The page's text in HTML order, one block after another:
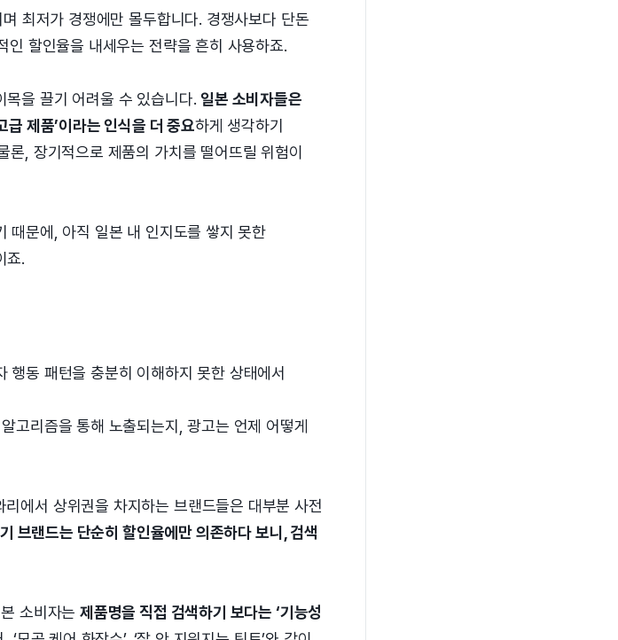
최저가 경쟁에만 몰두합니다. 경쟁사보다 단돈
할인율을 내세우는 전략을 흔히 사용하죠.
목을 끌기 어려울 수 있습니다.일본 소비자들은
급 제품’이라는 인식을 더 중요하게 생각하기
론, 장기적으로 제품의 가치를 떨어뜨릴 위험이
때문에, 아직 일본 내 인지도를 쌓지 못한
죠.
행동 패턴을 충분히 이해하지 못한 상태에서
고리즘을 통해 노출되는지, 광고는 언제 어떻게
에서 상위권을 차지하는 브랜드들은 대부분 사전
브랜드는 단순히 할인율에만 의존하다 보니, 검색
소비자는 제품명을 직접 검색하기 보다는 ‘기능성